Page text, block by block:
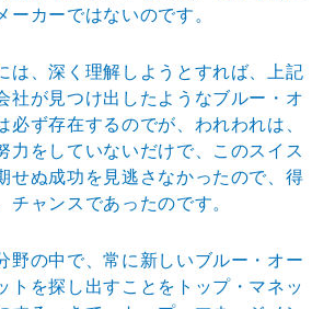
ーカーではないのです。
は、深く理解しようとすれば、上記
社が見つけ出したようなブルー・オ
必ず存在するのでが、われわれは、
力をしていないだけで、このスイス
せぬ成功を見逃さなかったので、得
チャンスであったのです。
野の中で、常に新しいブルー・オー
トを探し出すことをトップ・マネッ